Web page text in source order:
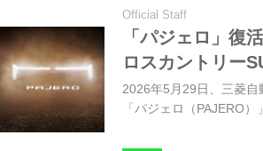
Official Staff
「パジェロ」復
ロスカントリー
2026年5月29日、三菱
「パジェロ（PAJERO